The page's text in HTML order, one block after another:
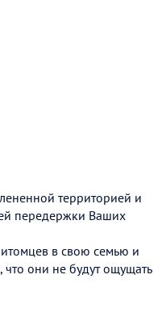
территорией и
передержки Ваших
в свою семью и
они не будут ощущать